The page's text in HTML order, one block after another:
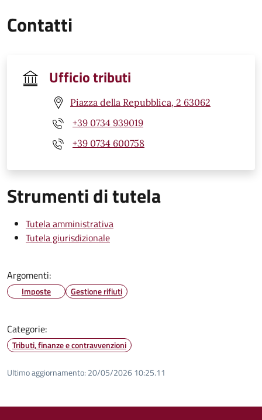
Contatti
Ufficio tributi
Piazza della Repubblica, 2 63062
+39 0734 939019
+39 0734 600758
Strumenti di tutela
Tutela amministrativa
Tutela giurisdizionale
Argomenti:
Imposte Gestione rifiuti
Categorie:
Tributi, finanze e contravvenzioni
Ultimo aggiornamento: 20/05/2026 10:25.11